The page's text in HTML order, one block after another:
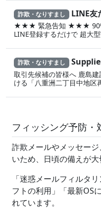
詐欺・なりすまし LINE友
★★★ 緊急告知 ★★★
LINE登録するだけで 超大
詐欺・なりすまし
取引先候補の皆様へ 鹿島
ける「八重洲二丁目中地区
フィッシング予防・
詐欺メールやメッセー
いため、日頃の備えが大
「迷惑メールフィルタ
フトの利用」「最新OS
れています。